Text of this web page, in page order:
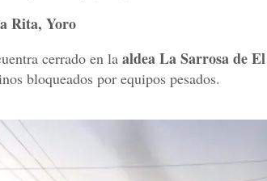
Rita, Yoro
cerrado en la aldea La Sarrosa de
bloqueados por equipos pesados.